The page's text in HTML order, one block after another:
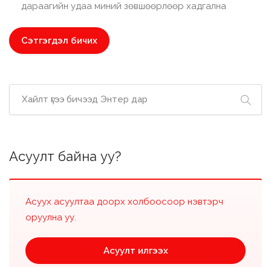
дараагийн удаа миний зөвшөөрлөөр хадгална
Асуулт байна уу?
Асуух асуултаа доорх холбоосоор нэвтэрч
оруулна уу.
Асуулт илгээх